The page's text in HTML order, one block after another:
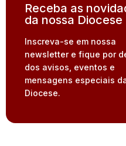
Receba as
da nossa Diocese
Inscreva-se em nossa
newsletter e fique por
dos avisos, eventos e
mensagens especiais
Diocese.